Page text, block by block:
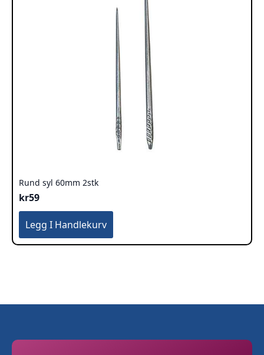
Rund syl 60mm 2stk
kr59
Legg I Handlekurv